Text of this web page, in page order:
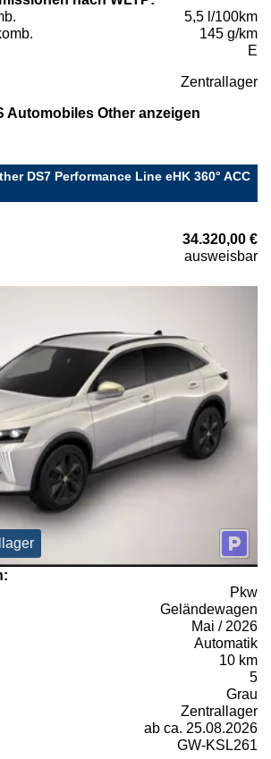
5,5 l/100km
145 g/km
E
Zentrallager
Automobiles Other anzeigen
DS7 Performance Line eHK 360° ACC
34.320,00 €
ausweisbar
Pkw
Geländewagen
Mai / 2026
Automatik
10 km
5
Grau
Zentrallager
ab ca. 25.08.2026
GW-KSL261